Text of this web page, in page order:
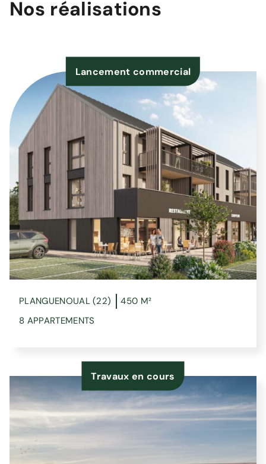
Nos réalisations
Lancement commercial
PLANGUENOUAL (22)
450 M²
8 APPARTEMENTS
Travaux en cours